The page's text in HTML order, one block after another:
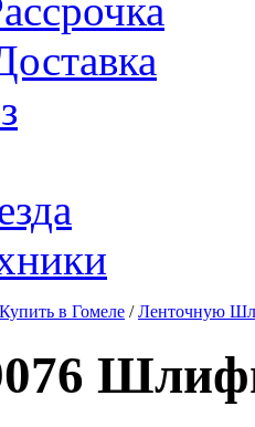
в Гомеле /Ленточную